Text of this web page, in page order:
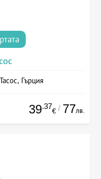
Гърция
39.37
€ / 77лв.